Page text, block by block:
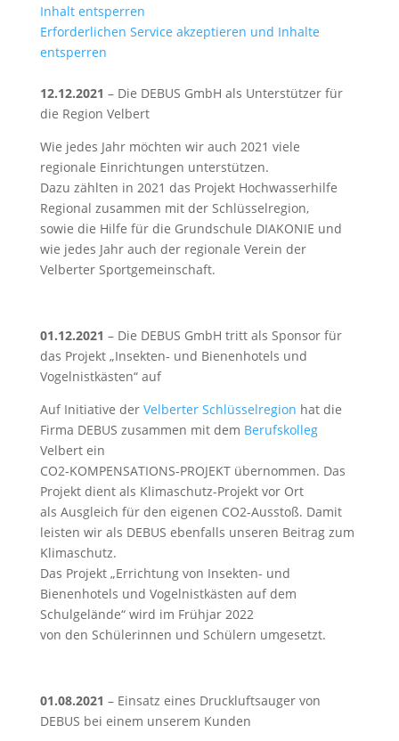
Inhalt entsperren
Erforderlichen Service akzeptieren und Inhalte
entsperren
12.12.2021 – Die DEBUS GmbH als Unterstützer für
die Region Velbert
Wie jedes Jahr möchten wir auch 2021 viele
regionale Einrichtungen unterstützen.
Dazu zählten in 2021 das Projekt Hochwasserhilfe
Regional zusammen mit der Schlüsselregion,
sowie die Hilfe für die Grundschule DIAKONIE und
wie jedes Jahr auch der regionale Verein der
Velberter Sportgemeinschaft.
01.12.2021 – Die DEBUS GmbH tritt als Sponsor für
das Projekt „Insekten- und Bienenhotels und
Vogelnistkästen“ auf
Auf Initiative der Velberter Schlüsselregion hat die
Firma DEBUS zusammen mit dem Berufskolleg
Velbert ein
CO2-KOMPENSATIONS-PROJEKT übernommen. Das
Projekt dient als Klimaschutz-Projekt vor Ort
als Ausgleich für den eigenen CO2-Ausstoß. Damit
leisten wir als DEBUS ebenfalls unseren Beitrag zum
Klimaschutz.
Das Projekt „Errichtung von Insekten- und
Bienenhotels und Vogelnistkästen auf dem
Schulgelände“ wird im Frühjar 2022
von den Schülerinnen und Schülern umgesetzt.
01.08.2021 – Einsatz eines Druckluftsauger von
DEBUS bei einem unserem Kunden